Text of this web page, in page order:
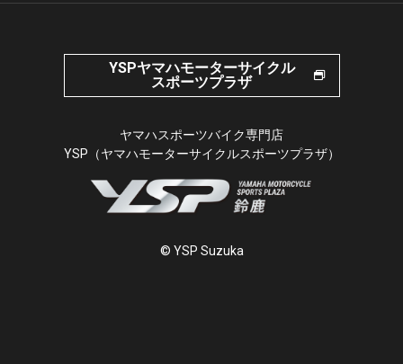
YSPヤマハモーターサイクル
スポーツプラザ
ヤマハスポーツバイク専門店
YSP（ヤマハモーターサイクルスポーツプラザ）
© YSP Suzuka